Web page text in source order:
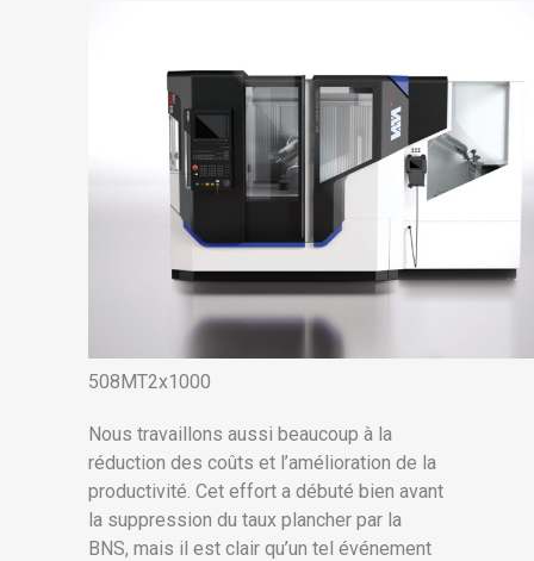
508MT2x1000
Nous travaillons aussi beaucoup à la
réduction des coûts et l’amélioration de la
productivité. Cet effort a débuté bien avant
la suppression du taux plancher par la
BNS, mais il est clair qu’un tel événement